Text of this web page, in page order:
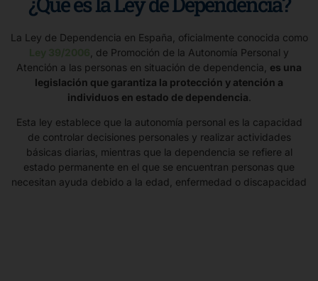
La Ley de Dependencia en España, oficialmente conocida como
, de Promoción de la Autonomía Personal y
Atención a las personas en situación de dependencia, es una
legislación que garantiza la protección y atención a
individuos en estado de dependencia
Esta ley establece que la autonomía personal es la capacidad
de controlar decisiones personales y realizar actividades
básicas diarias, mientras que la dependencia se refiere al
estado permanente en el que se encuentran personas que
necesitan ayuda debido a la edad, enfermedad o discapacidad